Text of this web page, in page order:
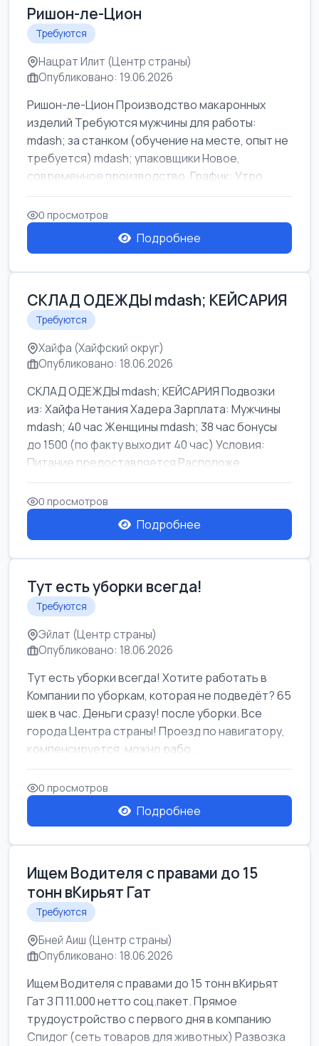
Ришон-ле-Цион
Требуются
Нацрат Илит (Центр страны)
Опубликовано: 19.06.2026
Ришон-ле-Цион Производство макаронных
изделий Требуются мужчины для работы:
mdash; за станком (обучение на месте, опыт не
требуется) mdash; упаковщики Новое,
современное производство. График: Утро
mda...
0 просмотров
Подробнее
СКЛАД ОДЕЖДЫ mdash; КЕЙСАРИЯ
Требуются
Хайфа (Хайфский округ)
Опубликовано: 18.06.2026
СКЛАД ОДЕЖДЫ mdash; КЕЙСАРИЯ Подвозки
из: Хайфа Нетания Хадера Зарплата: Мужчины
mdash; 40 час Женщины mdash; 38 час бонусы
до 1500 (по факту выходит 40 час) Условия:
Питание предоставляется Расположе...
0 просмотров
Подробнее
Тут есть уборки всегда!
Требуются
Эйлат (Центр страны)
Опубликовано: 18.06.2026
Тут есть уборки всегда! Хотите работать в
Компании по уборкам, которая не подведёт? 65
шек в час. Деньги сразу! после уборки. Все
города Центра страны! Проезд по навигатору,
компенсируется. можно рабо...
0 просмотров
Подробнее
Ищем Водителя с правами до 15
тонн вКирьят Гат
Требуются
Бней Аиш (Центр страны)
Опубликовано: 18.06.2026
Ищем Водителя с правами до 15 тонн вКирьят
Гат З П 11.000 нетто соц.пакет. Прямое
трудоустройство с первого дня в компанию
Спидог (сеть товаров для животных) Развозка